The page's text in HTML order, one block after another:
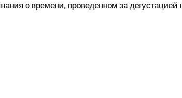
о времени, проведенном за дегустацией